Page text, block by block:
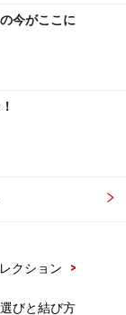
擦が増えプレ
。逆に、厚み
で結んだとき、
ることもある
プレーンノッ
今がここに
クション
>
びと結び方